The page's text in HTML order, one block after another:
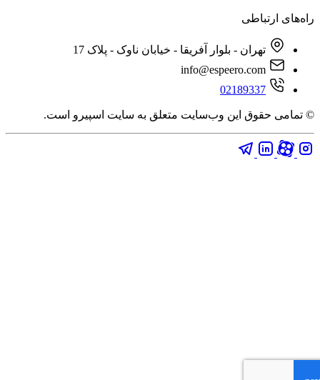
ارتباطی
تهران - بلوار آفریقا - خیابان ناوک - پلاک 17
info@espeero.com
02189337
حقوق این وب‌سایت متعلق به سایت اسپیرو است.